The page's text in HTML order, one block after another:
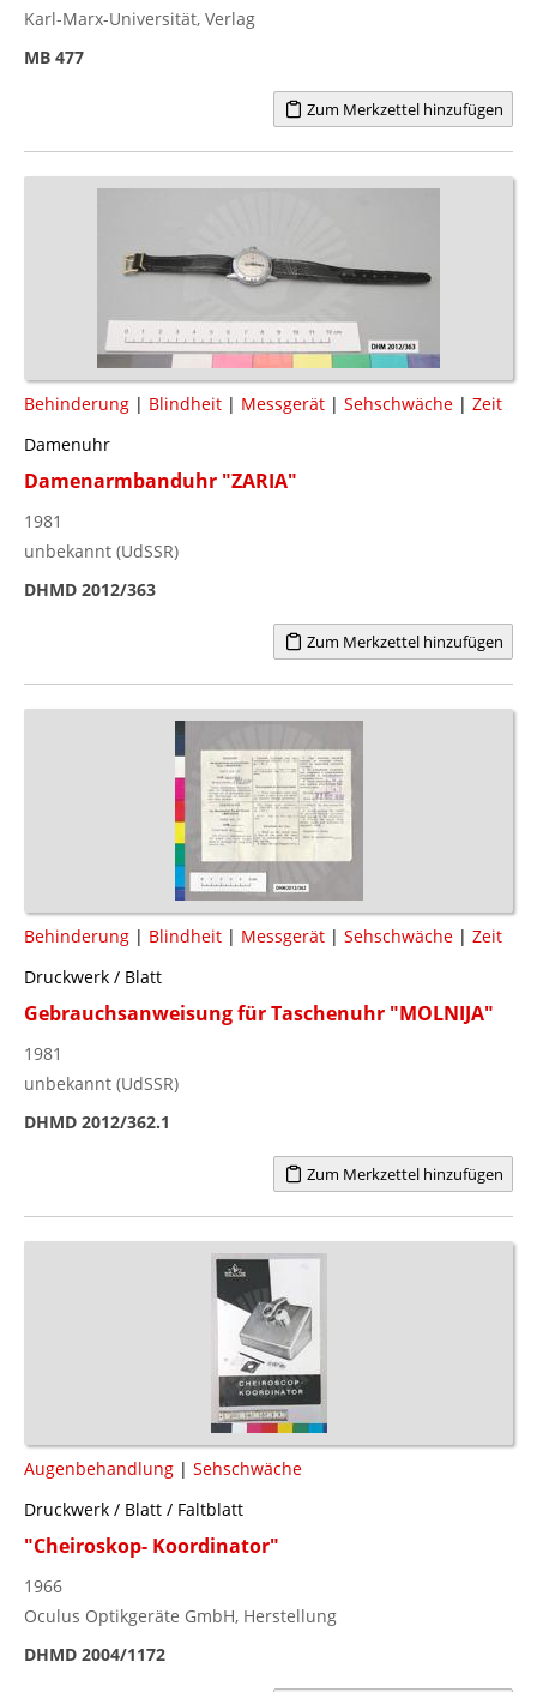
Karl-Marx-Universität, Verlag
MB 477
Zum Merkzettel hinzufügen
Behinderung | Blindheit | Messgerät | Sehschwäche | Zeit
Damenuhr
Damenarmbanduhr "ZARIA"
1981
unbekannt (UdSSR)
DHMD 2012/363
Zum Merkzettel hinzufügen
Behinderung | Blindheit | Messgerät | Sehschwäche | Zeit
Druckwerk / Blatt
Gebrauchsanweisung für Taschenuhr "MOLNIJA"
1981
unbekannt (UdSSR)
DHMD 2012/362.1
Zum Merkzettel hinzufügen
Augenbehandlung | Sehschwäche
Druckwerk / Blatt / Faltblatt
"Cheiroskop- Koordinator"
1966
Oculus Optikgeräte GmbH, Herstellung
DHMD 2004/1172